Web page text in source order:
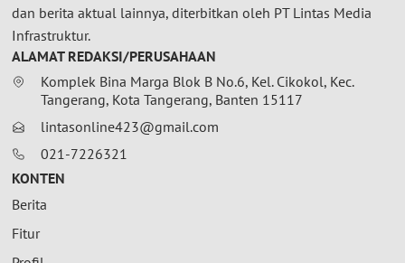
dan berita aktual lainnya, diterbitkan oleh PT Lintas Media
Infrastruktur.
ALAMAT REDAKSI/PERUSAHAAN
Komplek Bina Marga Blok B No.6, Kel. Cikokol, Kec.
Tangerang, Kota Tangerang, Banten 15117
lintasonline423@gmail.com
021-7226321
KONTEN
Berita
Fitur